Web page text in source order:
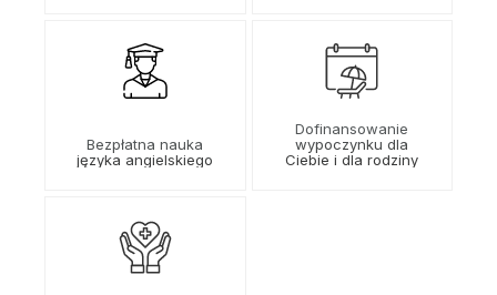
Bezpłatna nauka
języka angielskiego
Dofinansowanie
wypoczynku dla
Ciebie i dla rodziny